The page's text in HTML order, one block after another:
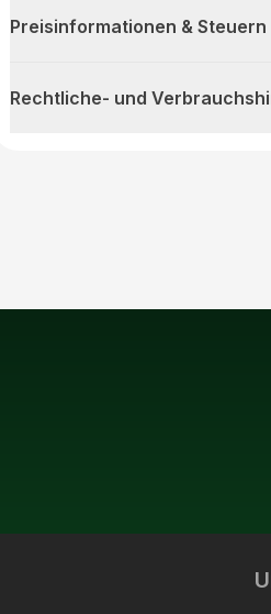
Preisinformationen & Steuern
Rechtliche- und